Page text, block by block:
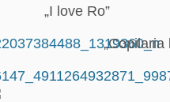
„I love Ro”
„Copilaria